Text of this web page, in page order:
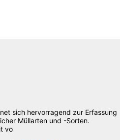
sich hervorragend zur Erfassung
Müllarten und -Sorten.
vo